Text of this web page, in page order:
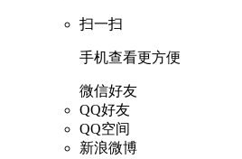
扫一扫
手机查看更方便
微信好友
QQ好友
QQ空间
新浪微博